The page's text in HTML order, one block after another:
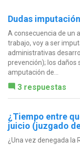
Dudas
A consecuencia de un
trabajo, voy a ser
administrativas
prevención); los
amputación de...
3 respuestas
¿Tiempo entre
juicio (juzgado
¿Una vez denegada la